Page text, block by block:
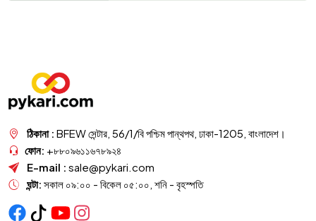
ঠিকানা : BFEW সেন্টার, 56/1/বি পশ্চিম পান্থপথ, ঢাকা-1205, বাংলাদেশ।
ফোন: +৮৮০৯৬১১৬৭৮৯২৪
E-mail : sale@pykari.com
ঘন্টা: সকাল ০৯:০০ - বিকেল ০৫:০০, শনি - বৃহস্পতি